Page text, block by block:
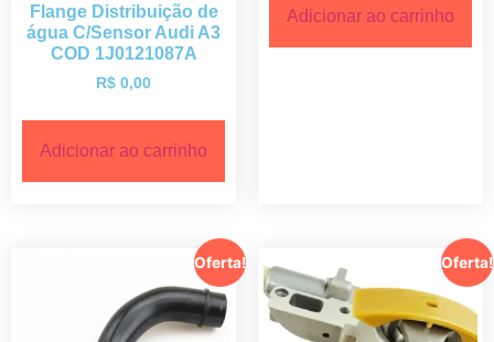
Flange Distribuição de
água C/Sensor Audi A3
COD 1J0121087A
R$ 0,00
Adicionar ao carrinho
Adicionar ao carrinho
Oferta! Oferta!